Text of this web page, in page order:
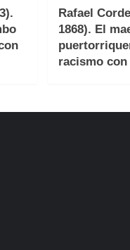
Rafael
1868). El
racismo